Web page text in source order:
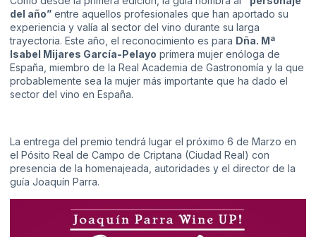
del año” entre aquellos profesionales que han aportado su
experiencia y valía al sector del vino durante su larga
trayectoria. Este año, el reconocimiento es para Dña. Mª
Isabel Mijares García-Pelayo primera mujer enóloga de
España, miembro de la Real Academia de Gastronomía y la que
probablemente sea la mujer más importante que ha dado el
sector del vino en España.
La entrega del premio tendrá lugar el próximo 6 de Marzo en
el Pósito Real de Campo de Criptana (Ciudad Real) con
presencia de la homenajeada, autoridades y el director de la
guía Joaquín Parra.